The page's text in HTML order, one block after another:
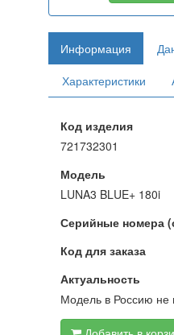
Информация
Характеристики
Код изделия
721732301
Модель
LUNA3 BLUE+ 180i
Серийные номера
Код для заказа
Актуальность
Модель в Россию не